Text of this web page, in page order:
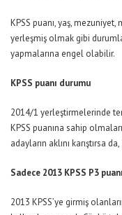
KPSS puanı, yaş,
yerleşmiş olmak gibi
yapmalarına engel olabilir.
KPSS puanı durumu
2014/1 yerleştirmelerinde
KPSS puanına sahip
adayların aklını karıştırsa
Sadece 2013 KPSS P3
2013 KPSS’ye girmiş